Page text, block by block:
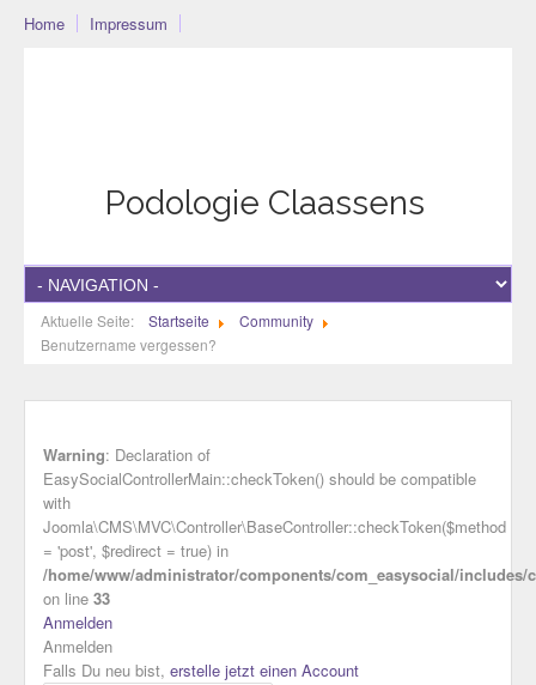
Home Impressum
Podologie Claassens
Aktuelle Seite: Startseite
Community
Benutzername vergessen?
Warning: Declaration of
EasySocialControllerMain::checkToken() should be compatible
with
Joomla\CMS\MVC\Controller\BaseController::checkToken($method
= 'post', $redirect = true) in
/home/www/administrator/components/com_easysocial/includes/
on line 33
Anmelden
Anmelden
Falls Du neu bist, erstelle jetzt einen Account